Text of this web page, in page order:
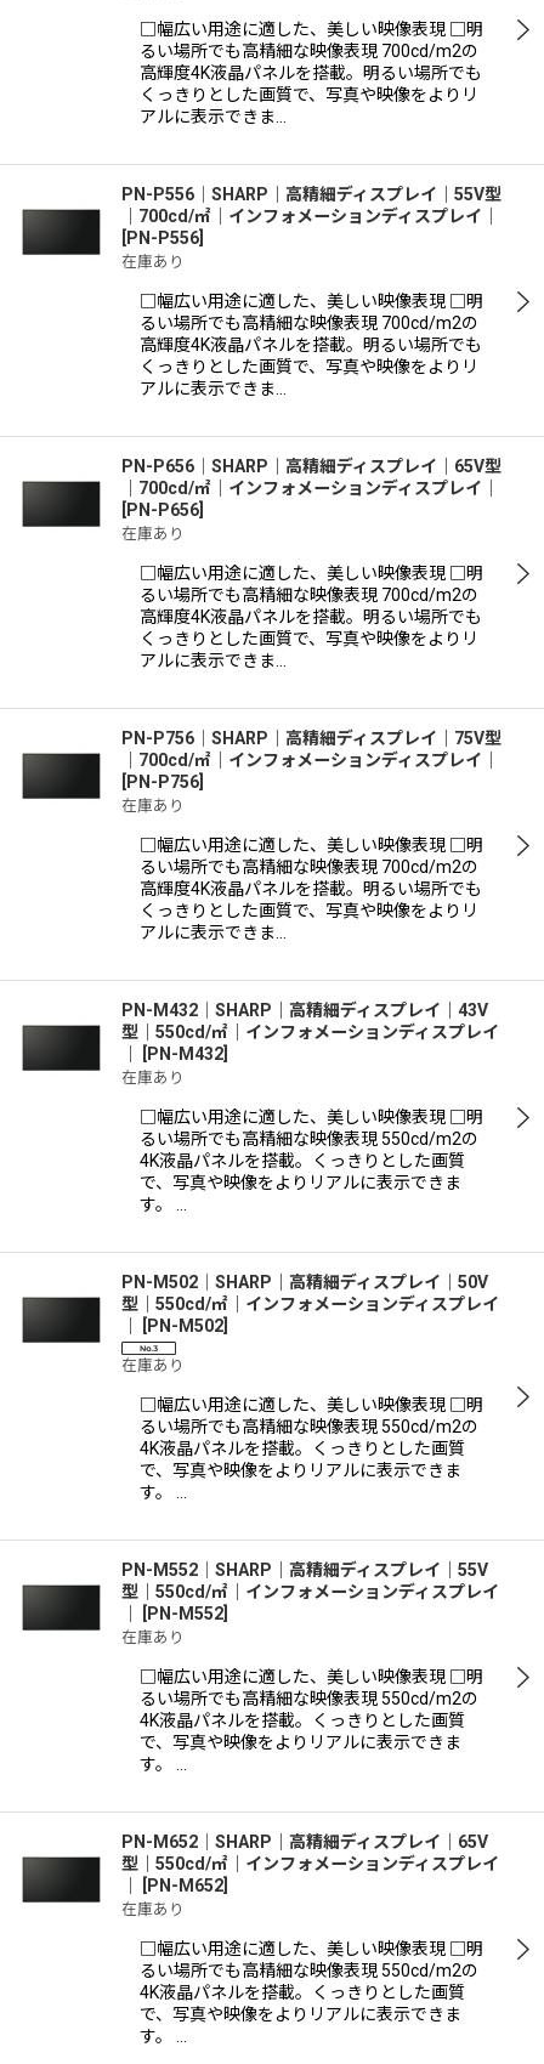
□幅広い用途に適した、美しい映像表現 □明
るい場所でも高精細な映像表現 700cd/m2の
高輝度4K液晶パネルを搭載。明るい場所でも
くっきりとした画質で、写真や映像をよりリ
アルに表示できま…
PN-P556│SHARP｜高精細ディスプレイ｜55V型
｜700cd/㎡｜インフォメーションディスプレイ｜
PN-P556
在庫あり
□幅広い用途に適した、美しい映像表現 □明
るい場所でも高精細な映像表現 700cd/m2の
高輝度4K液晶パネルを搭載。明るい場所でも
くっきりとした画質で、写真や映像をよりリ
アルに表示できま…
PN-P656│SHARP｜高精細ディスプレイ｜65V型
｜700cd/㎡｜インフォメーションディスプレイ｜
PN-P656
在庫あり
□幅広い用途に適した、美しい映像表現 □明
るい場所でも高精細な映像表現 700cd/m2の
高輝度4K液晶パネルを搭載。明るい場所でも
くっきりとした画質で、写真や映像をよりリ
アルに表示できま…
PN-P756│SHARP｜高精細ディスプレイ｜75V型
｜700cd/㎡｜インフォメーションディスプレイ｜
PN-P756
在庫あり
□幅広い用途に適した、美しい映像表現 □明
るい場所でも高精細な映像表現 700cd/m2の
高輝度4K液晶パネルを搭載。明るい場所でも
くっきりとした画質で、写真や映像をよりリ
アルに表示できま…
PN-M432│SHARP｜高精細ディスプレイ｜43V
型｜550cd/㎡｜インフォメーションディスプレイ
PN-M432
在庫あり
□幅広い用途に適した、美しい映像表現 □明
るい場所でも高精細な映像表現 550cd/m2の
4K液晶パネルを搭載。くっきりとした画質
で、写真や映像をよりリアルに表示できま
す。 …
PN-M502│SHARP｜高精細ディスプレイ｜50V
型｜550cd/㎡｜インフォメーションディスプレイ
PN-M502
在庫あり
□幅広い用途に適した、美しい映像表現 □明
るい場所でも高精細な映像表現 550cd/m2の
4K液晶パネルを搭載。くっきりとした画質
で、写真や映像をよりリアルに表示できま
す。 …
PN-M552│SHARP｜高精細ディスプレイ｜55V
型｜550cd/㎡｜インフォメーションディスプレイ
PN-M552
在庫あり
□幅広い用途に適した、美しい映像表現 □明
るい場所でも高精細な映像表現 550cd/m2の
4K液晶パネルを搭載。くっきりとした画質
で、写真や映像をよりリアルに表示できま
す。 …
PN-M652│SHARP｜高精細ディスプレイ｜65V
型｜550cd/㎡｜インフォメーションディスプレイ
PN-M652
在庫あり
□幅広い用途に適した、美しい映像表現 □明
るい場所でも高精細な映像表現 550cd/m2の
4K液晶パネルを搭載。くっきりとした画質
で、写真や映像をよりリアルに表示できま
す。 …